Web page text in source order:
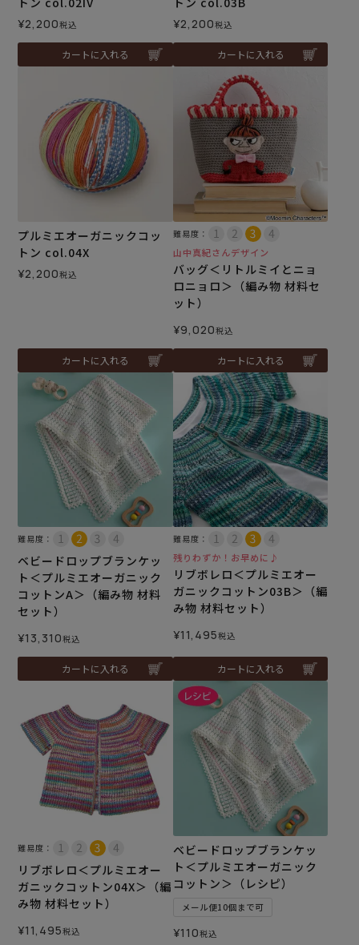
¥2,200税込
カートに入れる
¥2,200税込
カートに入れる
プルミエオーガニックコッ
トン col.04X
¥2,200税込
カートに入れる
難易度：
山中真紀さんデザイン
バッグ＜リトルミイとニョ
ロニョロ＞（編み物 材料セ
ット）
¥9,020税込
カートに入れる
難易度：
ベビードロップブランケッ
ト＜プルミエオーガニック
コットンA＞（編み物 材料
セット）
¥13,310税込
カートに入れる
難易度：
残りわずか！お早めに♪
リブボレロ＜プルミエオー
ガニックコットン03B＞（編
み物 材料セット）
¥11,495税込
カートに入れる
難易度：
リブボレロ＜プルミエオー
ガニックコットン04X＞（編
み物 材料セット）
¥11,495税込
ベビードロップブランケッ
ト＜プルミエオーガニック
コットン＞（レシピ）
メール便10個まで可
¥110税込